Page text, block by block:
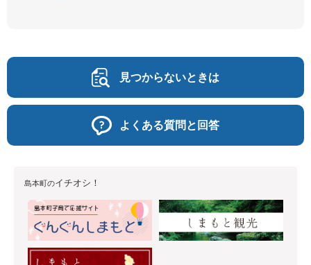
見つからないときは
よくある質問と回答
島本町のイチオシ！